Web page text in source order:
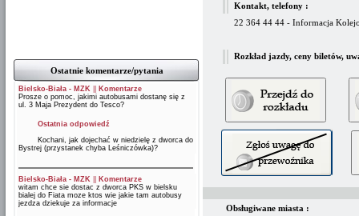
Ostatnie komentarze/pytania
Bielsko-Biała - MZK
Komentarze
Prosze o pomoc, jakimi autobusami dostanę się z
ul. 3 Maja Prezydent do Tesco?
Ostatnia odpowiedź
Kochani, jak dojechać w niedzielę z dworca do
Bystrej (przystanek chyba Leśniczówka)?
Bielsko-Biała - MZK
Komentarze
witam chce sie dostac z dworca PKS w bielsku
bialej do Fiata moze ktos wie jakie tam autobusy
jezdza dziekuje za informacje
Kontakt, telefony :
22 364 44 44 - Informacja
Rozkład jazdy, ceny biletów,
Obsługiwane miasta :